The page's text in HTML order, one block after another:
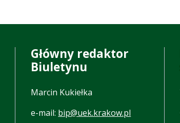
Główny redaktor
Biuletynu
Marcin Kukiełka
e-mail: bip@uek.krakow.pl